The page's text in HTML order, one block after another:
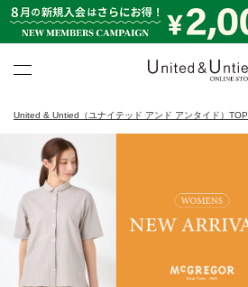
United & Untied（ユナイテッド アンド アンタイド）TOP